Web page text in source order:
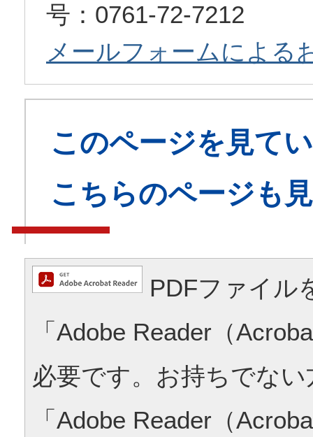
号：0761-72-7212
メールフォームによる
このページを見て
こちらのページも
PDFファイル
「Adobe Reader（
必要です。お持ちでな
「Adobe Reader（